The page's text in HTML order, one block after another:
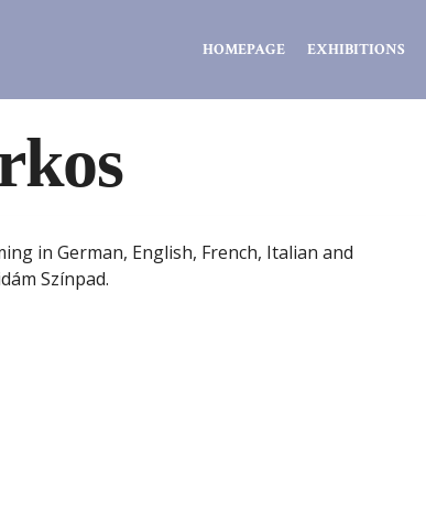
HOMEPAGE EXHIBITIONS
in German, English, French, Italian and
Színpad.